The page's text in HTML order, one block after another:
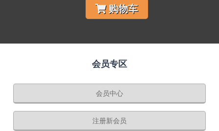
购物车
会员专区
会员中心
注册新会员